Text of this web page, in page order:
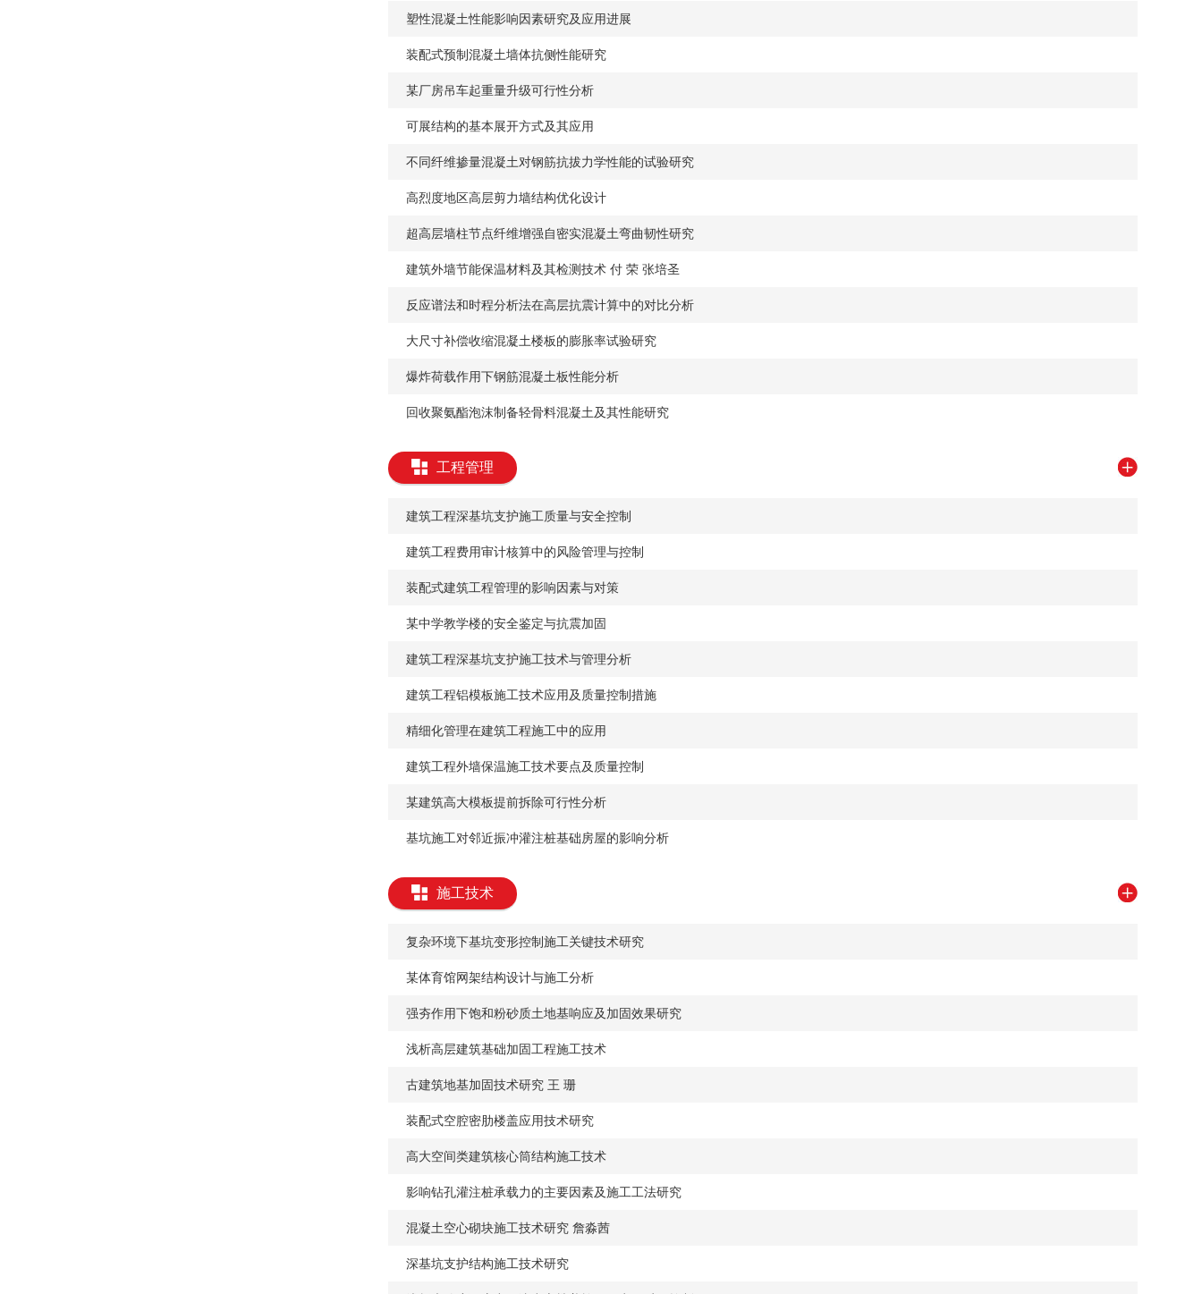
塑性混凝土性能影响因素研究及应用进展
装配式预制混凝土墙体抗侧性能研究
某厂房吊车起重量升级可行性分析
可展结构的基本展开方式及其应用
不同纤维掺量混凝土对钢筋抗拔力学性能的试验研究
高烈度地区高层剪力墙结构优化设计
超高层墙柱节点纤维增强自密实混凝土弯曲韧性研究
建筑外墙节能保温材料及其检测技术 付 荣 张培圣
反应谱法和时程分析法在高层抗震计算中的对比分析
大尺寸补偿收缩混凝土楼板的膨胀率试验研究
爆炸荷载作用下钢筋混凝土板性能分析
回收聚氨酯泡沫制备轻骨料混凝土及其性能研究
工程管理
建筑工程深基坑支护施工质量与安全控制
建筑工程费用审计核算中的风险管理与控制
装配式建筑工程管理的影响因素与对策
某中学教学楼的安全鉴定与抗震加固
建筑工程深基坑支护施工技术与管理分析
建筑工程铝模板施工技术应用及质量控制措施
精细化管理在建筑工程施工中的应用
建筑工程外墙保温施工技术要点及质量控制
某建筑高大模板提前拆除可行性分析
基坑施工对邻近振冲灌注桩基础房屋的影响分析
施工技术
复杂环境下基坑变形控制施工关键技术研究
某体育馆网架结构设计与施工分析
强夯作用下饱和粉砂质土地基响应及加固效果研究
浅析高层建筑基础加固工程施工技术
古建筑地基加固技术研究 王 珊
装配式空腔密肋楼盖应用技术研究
高大空间类建筑核心筒结构施工技术
影响钻孔灌注桩承载力的主要因素及施工工法研究
混凝土空心砌块施工技术研究 詹淼茜
深基坑支护结构施工技术研究